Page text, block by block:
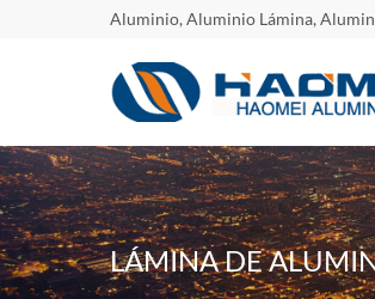
Aluminio, Aluminio Lámina,
LÁMINA DE